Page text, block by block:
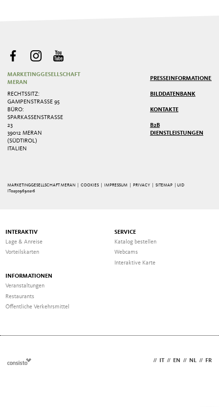
MARKETINGGESELLSCHAFT
MERAN
RECHTSSITZ:
GAMPENSTRASSE 95
BÜRO:
SPARKASSENSTRASSE 2
3
39012 MERAN
(SÜDTIROL)
ITALIEN
PRESSEINFORMATIONEN
BILDDATENBANK
KONTAKTE
B2B
DIENSTLEISTUNGEN
MARKETINGGESELLSCHAFT MERAN | COOKIES IMPRESSUM PRIVACY |SITEMAP
| UID
IT02509690216
INTERAKTIV
Lage & Anreise
Vorteilskarten
SERVICE
Katalog bestellen
Webcams
Interaktive Karte
INFORMATIONEN
Veranstaltungen
Restaurants
Öffentliche Verkehrsmittel
// IT // EN // NL // FR